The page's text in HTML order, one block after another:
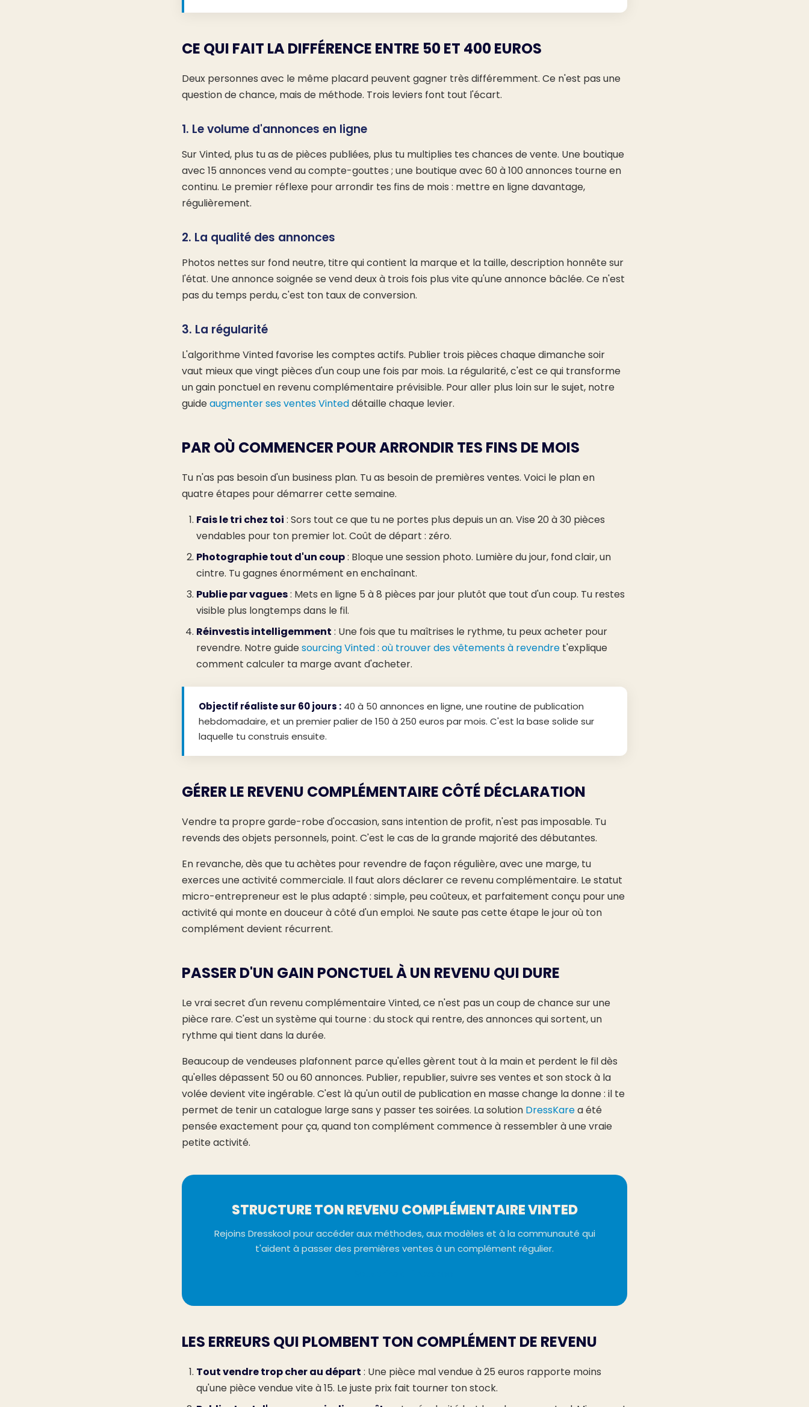
CE QUI FAIT LA DIFFÉRENCE ENTRE 50 ET 400 EUROS
Deux personnes avec le même placard peuvent gagner très différemment. Ce n'est pas une
question de chance, mais de méthode. Trois leviers font tout l'écart.
1. Le volume d'annonces en ligne
Sur Vinted, plus tu as de pièces publiées, plus tu multiplies tes chances de vente. Une boutique
avec 15 annonces vend au compte-gouttes ; une boutique avec 60 à 100 annonces tourne en
continu. Le premier réflexe pour arrondir tes fins de mois : mettre en ligne davantage,
régulièrement.
2. La qualité des annonces
Photos nettes sur fond neutre, titre qui contient la marque et la taille, description honnête sur
l'état. Une annonce soignée se vend deux à trois fois plus vite qu'une annonce bâclée. Ce n'est
pas du temps perdu, c'est ton taux de conversion.
3. La régularité
L'algorithme Vinted favorise les comptes actifs. Publier trois pièces chaque dimanche soir
vaut mieux que vingt pièces d'un coup une fois par mois. La régularité, c'est ce qui transforme
un gain ponctuel en revenu complémentaire prévisible. Pour aller plus loin sur le sujet, notre
guideaugmenter ses ventes Vinteddétaille chaque levier.
PAR OÙ COMMENCER POUR ARRONDIR TES FINS DE MOIS
Tu n'as pas besoin d'un business plan. Tu as besoin de premières ventes. Voici le plan en
quatre étapes pour démarrer cette semaine.
Fais le tri chez toi : Sors tout ce que tu ne portes plus depuis un an. Vise 20 à 30 pièces
vendables pour ton premier lot. Coût de départ : zéro.
Photographie tout d'un coup: Bloque une session photo. Lumière du jour, fond clair, un
cintre. Tu gagnes énormément en enchaînant.
Publie par vagues: Mets en ligne 5 à 8 pièces par jour plutôt que tout d'un coup. Tu restes
visible plus longtemps dans le fil.
Réinvestis intelligemment : Une fois que tu maîtrises le rythme, tu peux acheter pour
revendre. Notre guidesourcing Vinted : où trouver des vêtements à revendre t'explique
comment calculer ta marge avant d'acheter.
Objectif réaliste sur 60 jours : 40 à 50 annonces en ligne, une routine de publication
hebdomadaire, et un premier palier de 150 à 250 euros par mois. C'est la base solide sur
laquelle tu construis ensuite.
GÉRER LE REVENU COMPLÉMENTAIRE CÔTÉ DÉCLARATION
Vendre ta propre garde-robe d'occasion, sans intention de profit, n'est pas imposable. Tu
revends des objets personnels, point. C'est le cas de la grande majorité des débutantes.
En revanche, dès que tu achètes pour revendre de façon régulière, avec une marge, tu
exerces une activité commerciale. Il faut alors déclarer ce revenu complémentaire. Le statut
micro-entrepreneur est le plus adapté : simple, peu coûteux, et parfaitement conçu pour une
activité qui monte en douceur à côté d'un emploi. Ne saute pas cette étape le jour où ton
complément devient récurrent.
PASSER D'UN GAIN PONCTUEL À UN REVENU QUI DURE
Le vrai secret d'un revenu complémentaire Vinted, ce n'est pas un coup de chance sur une
pièce rare. C'est un système qui tourne : du stock qui rentre, des annonces qui sortent, un
rythme qui tient dans la durée.
Beaucoup de vendeuses plafonnent parce qu'elles gèrent tout à la main et perdent le fil dès
qu'elles dépassent 50 ou 60 annonces. Publier, republier, suivre ses ventes et son stock à la
volée devient vite ingérable. C'est là qu'un outil de publication en masse change la donne : il te
permet de tenir un catalogue large sans y passer tes soirées. La solution DressKarea été
pensée exactement pour ça, quand ton complément commence à ressembler à une vraie
petite activité.
STRUCTURE TON REVENU COMPLÉMENTAIRE VINTED
Rejoins Dresskool pour accéder aux méthodes, aux modèles et à la communauté qui
t'aident à passer des premières ventes à un complément régulier.
LES ERREURS QUI PLOMBENT TON COMPLÉMENT DE REVENU
Tout vendre trop cher au départ : Une pièce mal vendue à 25 euros rapporte moins
qu'une pièce vendue vite à 15. Le juste prix fait tourner ton stock.